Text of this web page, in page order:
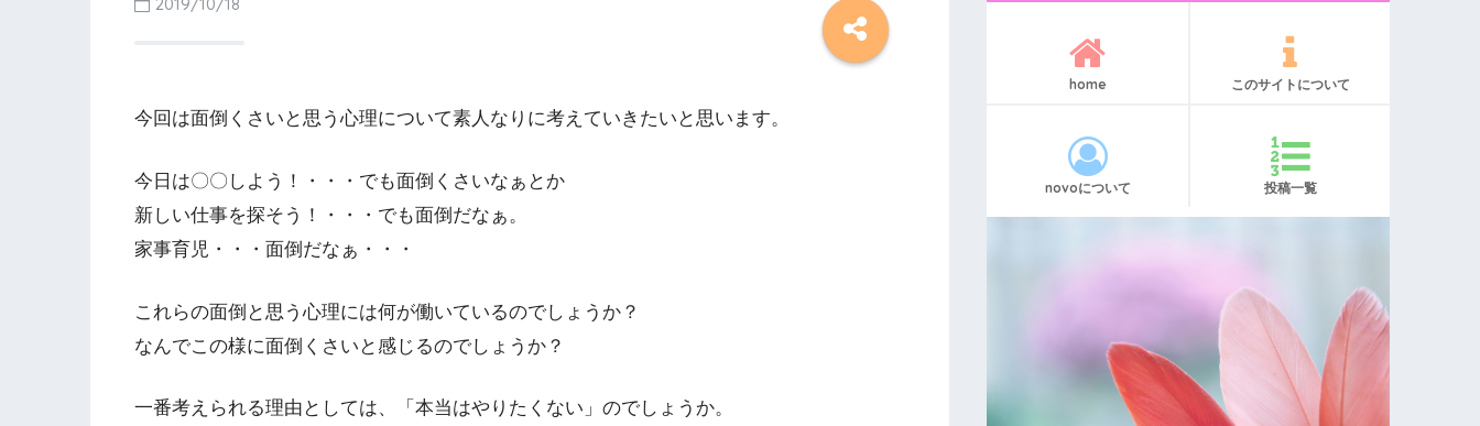
今回は面倒くさいと思う心理について素人なりに考えていきたいと思います。
今日は〇〇しよう！・・・でも面倒くさいなぁとか
新しい仕事を探そう！・・・でも面倒だなぁ。
家事育児・・・面倒だなぁ・・・
これらの面倒と思う心理には何が働いているのでしょうか？
なんでこの様に面倒くさいと感じるのでしょうか？
一番考えられる理由としては、「本当はやりたくない」のでしょうか。
home このサイトについて
novoについて 投稿一覧